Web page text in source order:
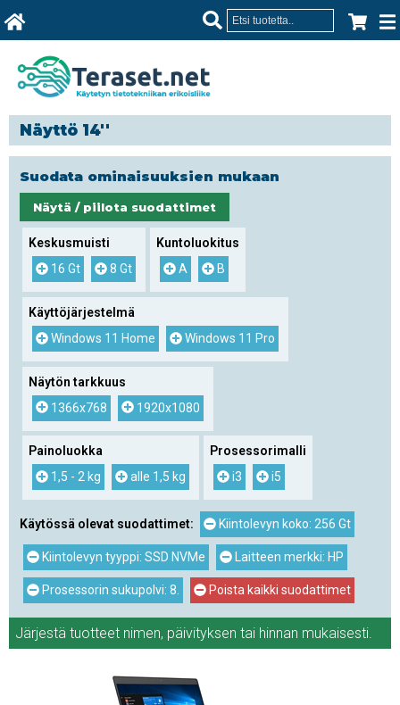
Näyttö 14''
Suodata ominaisuuksien mukaan
Näytä / piilota suodattimet
Keskusmuisti
16 Gt
8 Gt
Kuntoluokitus
A
B
Käyttöjärjestelmä
Windows 11 Home
Windows 11 Pro
Näytön tarkkuus
1366x768
1920x1080
Painoluokka
1,5 - 2 kg
alle 1,5 kg
Prosessorimalli
i3
i5
Käytössä olevat suodattimet: Kiintolevyn koko: 256 Gt
Kiintolevyn tyyppi: SSD NVMe Laitteen merkki: HP
Prosessorin sukupolvi: 8. Poista kaikki suodattimet
Järjestä tuotteet nimen, päivityksen tai hinnan mukaisesti.